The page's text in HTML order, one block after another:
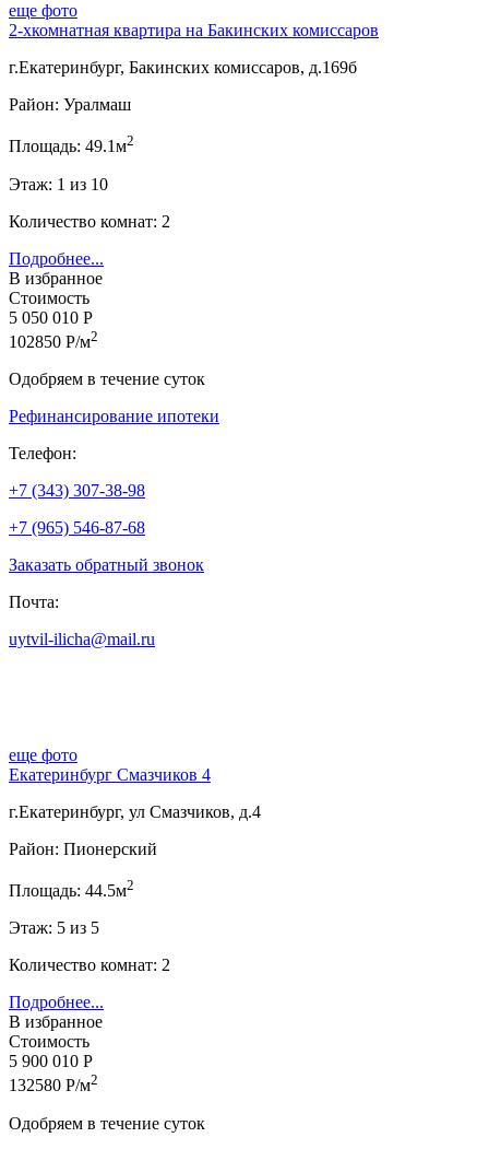
еще фото
2-хкомнатная квартира на Бакинских комиссаров
г.Екатеринбург, Бакинских комиссаров, д.169б
Район: Уралмаш
Площадь: 49.1м2
Этаж: 1 из 10
Количество комнат: 2
Подробнее...
В избранное
Стоимость
5 050 010 Р
102850 Р/м2
Одобряем в течение суток
Рефинансирование ипотеки
Телефон:
+7 (343) 307-38-98
+7 (965) 546-87-68
Заказать обратный звонок
Почта:
uytvil-ilicha@mail.ru
еще фото
Екатеринбург Смазчиков 4
г.Екатеринбург, ул Смазчиков, д.4
Район: Пионерский
Площадь: 44.5м2
Этаж: 5 из 5
Количество комнат: 2
Подробнее...
В избранное
Стоимость
5 900 010 Р
132580 Р/м2
Одобряем в течение суток